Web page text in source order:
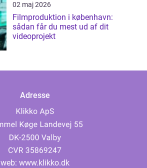
02 maj 2026
Filmproduktion i københavn:
sådan får du mest ud af dit
videoprojekt
Adresse
web: www.klikko.dk